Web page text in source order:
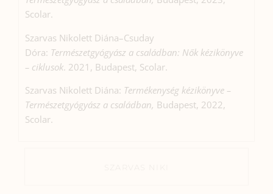
Scolar.
Szarvas Nikolett Diána–Csuday
Dóra: Természetgyógyász a családban: Nők kézikönyve
– ciklusok. 2021, Budapest, Scolar.
Szarvas Nikolett Diána: Termékenység kézikönyve –
Természetgyógyász a családban, Budapest, 2022,
Scolar.